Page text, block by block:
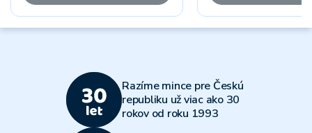
Razíme mince pre Českú
republiku už viac ako 30
rokov od roku 1993